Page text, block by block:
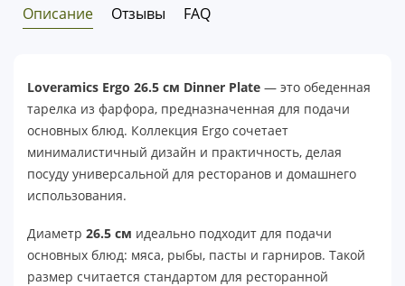
Описание Отзывы FAQ
Loveramics Ergo 26.5 см Dinner Plate — это обеденная
тарелка из фарфора, предназначенная для подачи
основных блюд. Коллекция Ergo сочетает
минималистичный дизайн и практичность, делая
посуду универсальной для ресторанов и домашнего
использования.
Диаметр 26.5 см идеально подходит для подачи
основных блюд: мяса, рыбы, пасты и гарниров. Такой
размер считается стандартом для ресторанной